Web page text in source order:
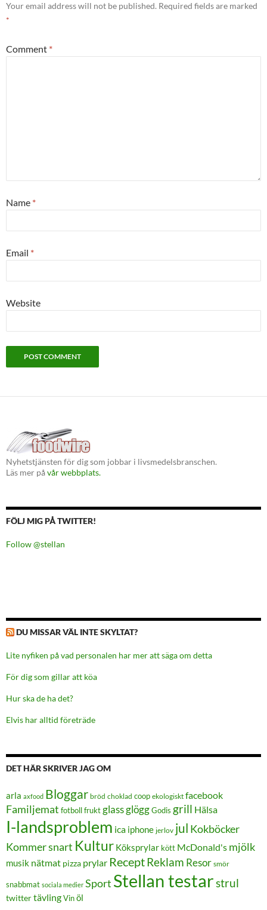
Your email address will not be published. Required fields are marked
*
Comment *
Name *
Email *
Website
Nyhetstjänsten för dig som jobbar i livsmedelsbranschen.
Läs mer påvår webbplats.
FÖLJ MIG PÅ TWITTER!
Follow @stellan
DU MISSAR VÄL INTE SKYLTAT?
Lite nyfiken på vad personalen har mer att säga om detta
För dig som gillar att köa
Hur ska de ha det?
Elvis har alltid företräde
DET HÄR SKRIVER JAG OM
arla axfood Bloggar bröd choklad coop ekologiskt facebook
Familjemat fotboll fruktglassglöggGodis grill Hälsa
I-landsproblem ica iphone jerlov jul Kokböcker
Kommer snart Kultur Köksprylar kött McDonald's mjölk
musik nätmat pizza prylar ReceptReklam Resor smör
snabbmat sociala medier Sport Stellan testarstrul
twittertävling Vin öl